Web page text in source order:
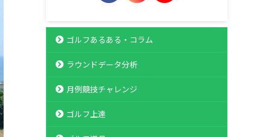
ゴルフあるある・コラム
ラウンドデータ分析
月例競技チャレンジ
ゴルフ上達